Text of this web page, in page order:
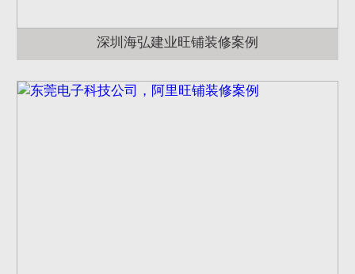
深圳海弘建业旺铺装修案例